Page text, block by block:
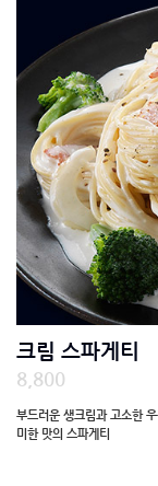
크림 스파게티
8,800
부드러운 생크림과 고소한
미한 맛의 스파게티